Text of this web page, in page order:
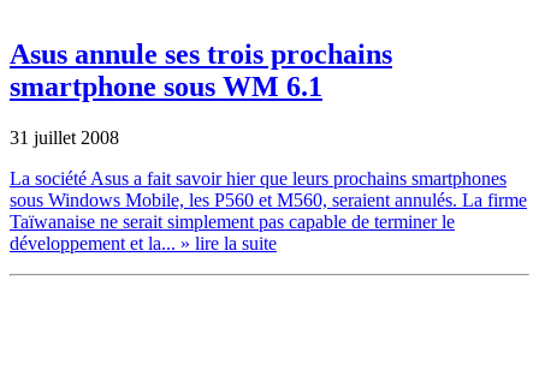
Asus annule ses trois prochains
smartphone sous WM 6.1
31 juillet 2008
La société Asus a fait savoir hier que leurs prochains smartphones
sous Windows Mobile, les P560 et M560, seraient annulés. La firme
Taïwanaise ne serait simplement pas capable de terminer le
développement et la... » lire la suite